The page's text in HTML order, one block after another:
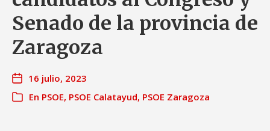
Senado de la provincia de
Zaragoza
16 julio, 2023
En PSOE, PSOE Calatayud, PSOE Zaragoza